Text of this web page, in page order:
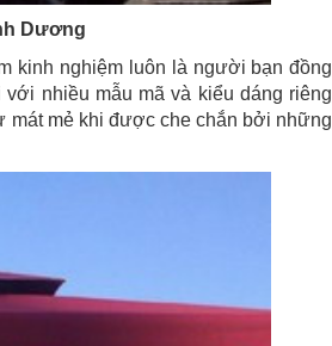
Dương
kinh nghiệm luôn là người bạn đồng
nhiều mẫu mã và kiểu dáng riêng
mát mẻ khi được che chắn bởi những